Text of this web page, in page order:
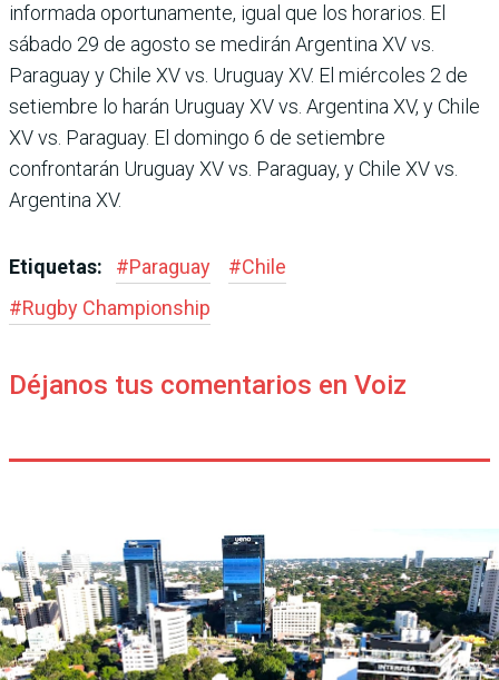
infor­mada oportunamente, igual que los horarios. El
sábado 29 de agosto se medirán Argen­tina XV vs.
Paraguay y Chile XV vs. Uruguay XV. El miér­coles 2 de
setiembre lo harán Uruguay XV vs. Argentina XV, y Chile
XV vs. Paraguay. El domingo 6 de setiembre
confrontarán Uruguay XV vs. Paraguay, y Chile XV vs.
Argentina XV.
Etiquetas: #Paraguay #Chile
#Rugby Champions­hip
Déjanos tus comentarios en Voiz